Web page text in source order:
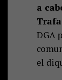
a
DGA
el